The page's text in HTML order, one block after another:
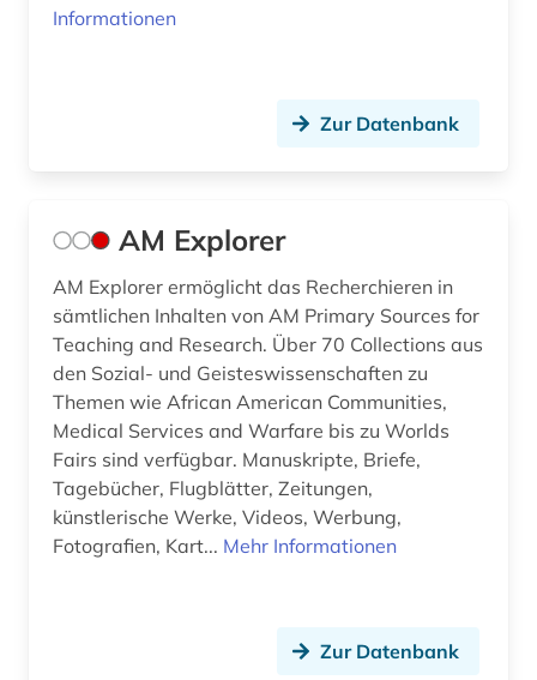
englisch (1)
enzyklopädie (1)
erfurt (1)
erziehungswesen (1)
erziehungswissenschaft (1)
ethnologie (2)
europa (3)
evolutionary computation (1)
Informationen
Zur Datenbank
AM Explorer
AM Explorer ermöglicht das Recherchieren in
sämtlichen Inhalten von AM Primary Sources for
Teaching and Research. Über 70 Collections aus
den Sozial- und Geisteswissenschaften zu
Themen wie African American Communities,
Medical Services and Warfare bis zu Worlds
Fairs sind verfügbar. Manuskripte, Briefe,
Tagebücher, Flugblätter, Zeitungen,
künstlerische Werke, Videos, Werbung,
Fotografien, Kart... Mehr Informationen
Zur Datenbank